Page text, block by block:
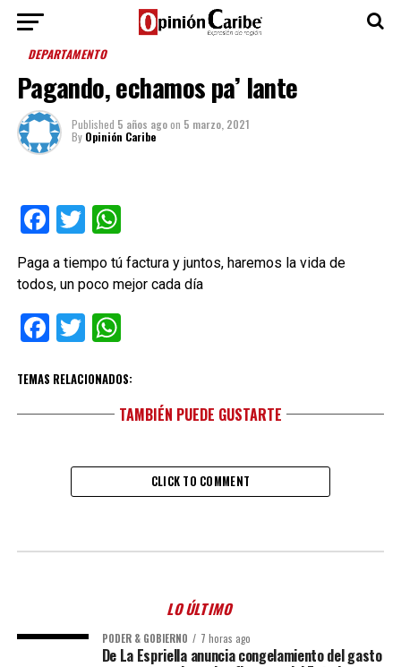
DEPARTAMENTO
Pagando, echamos pa’ lante
Published 5 años agoon 5 marzo, 2021
By Opinión Caribe
Facebook
TwitterWhatsApp
Paga a tiempo tú factura y juntos, haremos la vida de
todos, un poco mejor cada día
Facebook
TwitterWhatsApp
TEMAS RELACIONADOS:
TAMBIÉN PUEDE GUSTARTE
CLICK TO COMMENT
LO ÚLTIMO
PODER & GOBIERNO 7 horas ago
De La Espriella anuncia congelamiento del gasto